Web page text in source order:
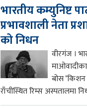
भारतीय कम्युनिष्ट
प्रभावशाली नेता
को निधन
वीरगंज ।
बोस ‘किशन
राँचीस्थित रिम्स अस्पतालमा